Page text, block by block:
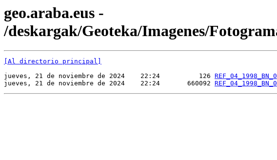
geo.araba.eus -
/deskargak/Geoteka/Imagenes/
[Al directorio principal]
jueves, 21 de noviembre de 2024    22:24          126
jueves, 21 de noviembre de 2024    22:24       660092